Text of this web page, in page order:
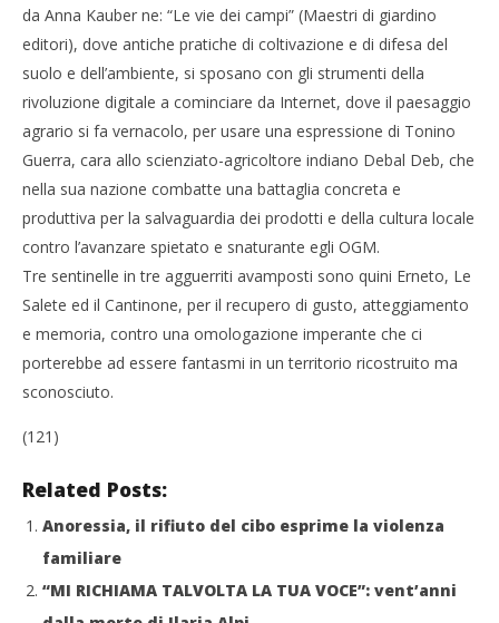
da Anna Kauber ne: “Le vie dei campi” (Maestri di giardino
editori), dove antiche pratiche di coltivazione e di difesa del
suolo e dell’ambiente, si sposano con gli strumenti della
rivoluzione digitale a cominciare da Internet, dove il paesaggio
agrario si fa vernacolo, per usare una espressione di Tonino
Guerra, cara allo scienziato-agricoltore indiano Debal Deb, che
nella sua nazione combatte una battaglia concreta e
produttiva per la salvaguardia dei prodotti e della cultura locale
contro l’avanzare spietato e snaturante egli OGM.
Tre sentinelle in tre agguerriti avamposti sono quini Erneto, Le
Salete ed il Cantinone, per il recupero di gusto, atteggiamento
e memoria, contro una omologazione imperante che ci
porterebbe ad essere fantasmi in un territorio ricostruito ma
sconosciuto.
(121)
Related Posts:
Anoressia, il rifiuto del cibo esprime la violenza
familiare
“MI RICHIAMA TALVOLTA LA TUA VOCE”: vent’anni